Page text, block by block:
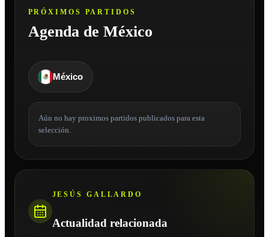
PRÓXIMOS PARTIDOS
Agenda de México
México
Aún no hay proximos partidos publicados para esta
selección.
JESÚS GALLARDO
Actualidad relacionada